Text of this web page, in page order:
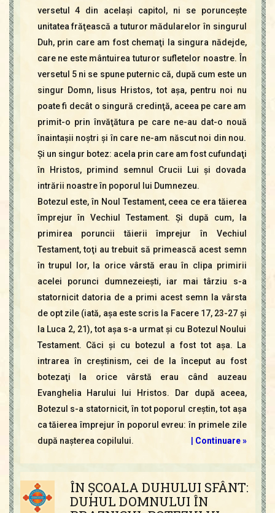
versetul 4 din acelaşi capitol, ni se porunceşte
unitatea frăţească a tuturor mădularelor în singurul
Duh, prin care am fost chemaţi la singura nădejde,
care ne este mântuirea tuturor sufletelor noastre. În
versetul 5 ni se spune puternic că, după cum este un
singur Domn, Iisus Hristos, tot aşa, pentru noi nu
poate fi decât o singură credinţă, aceea pe care am
primit-o prin învăţătura pe care ne-au dat-o nouă
înaintaşii noştri şi în care ne-am născut noi din nou.
Şi un singur botez: acela prin care am fost cufundaţi
în Hristos, primind semnul Crucii Lui şi dovada
intrării noastre în poporul lui Dumnezeu.
Botezul este, în Noul Testament, ceea ce era tăierea
împrejur în Vechiul Testament. Şi după cum, la
primirea poruncii tăierii împrejur în Vechiul
Testament, toţi au trebuit să primească acest semn
în trupul lor, la orice vârstă erau în clipa primirii
acelei porunci dumnezeieşti, iar mai târziu s-a
statornicit datoria de a primi acest semn la vârsta
de opt zile (iată, aşa este scris la Facere 17, 23-27 şi
la Luca 2, 21), tot aşa s-a urmat şi cu Botezul Noului
Testament. Căci şi cu botezul a fost tot aşa. La
intrarea în creştinism, cei de la început au fost
botezaţi la orice vârstă erau când auzeau
Evanghelia Harului lui Hristos. Dar după aceea,
Botezul s-a statornicit, în tot poporul creştin, tot aşa
ca tăierea împrejur în poporul evreu: în primele zile
după naşterea copilului.
| Continuare »
ÎN ŞCOALA DUHULUI SFÂNT:
DUHUL DOMNULUI ÎN